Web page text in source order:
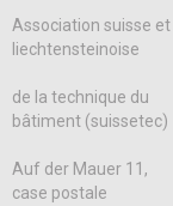
Association suisse et
liechtensteinoise
de la technique du
bâtiment (suissetec)
Auf der Mauer 11,
case postale